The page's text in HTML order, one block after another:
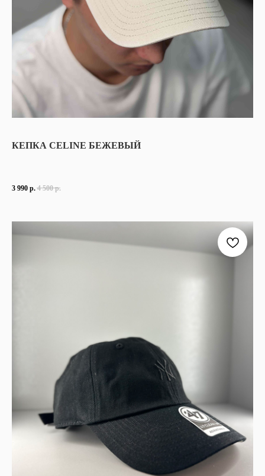
КЕПКА CELINE БЕЖЕВЫЙ
3 990 р. 4 500 р.
ДОСТАВКА,
ВОЗВРАТ
КОНФИДЕНЦИАЛЬНОСТИ
COOKIE - ФАЙЛОВ
ОФЕРТА